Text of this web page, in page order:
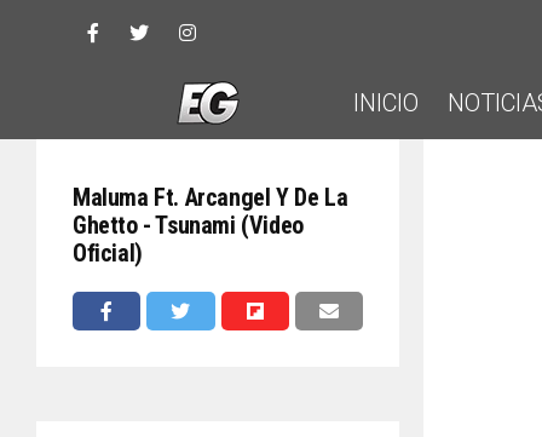
INICIO
Maluma Ft. Arcangel Y De La
Ghetto - Tsunami (Video
Oficial)